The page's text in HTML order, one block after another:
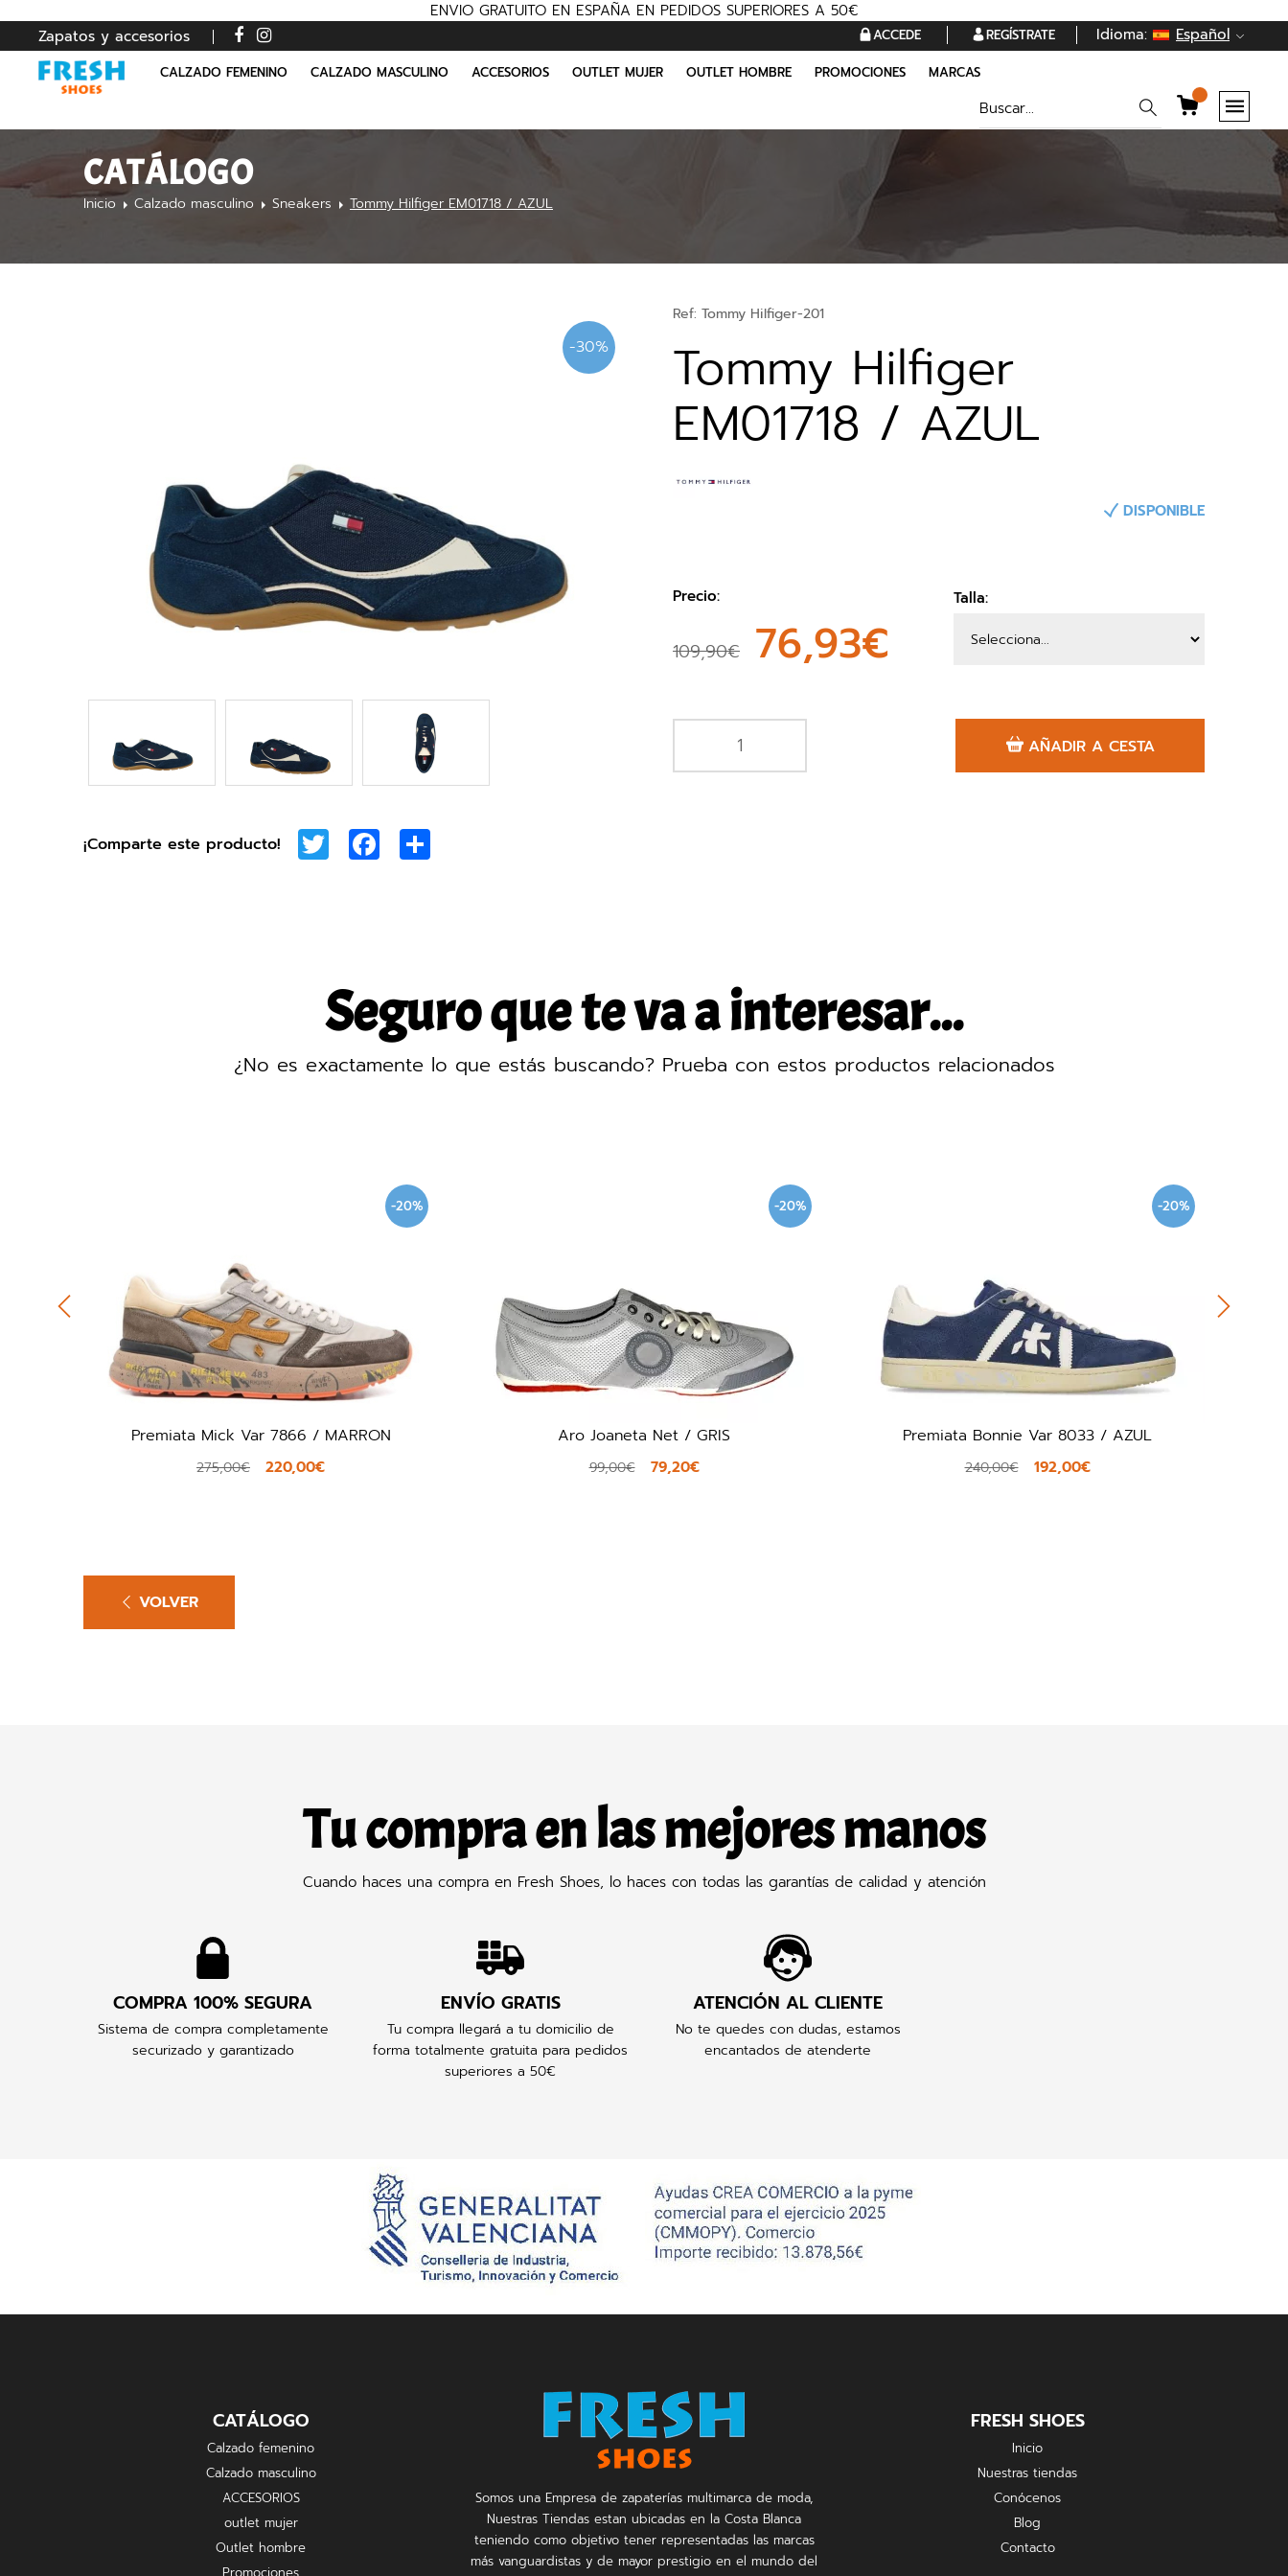
ENVIO GRATUITO EN ESPAÑA EN PEDIDOS SUPERIORES A 50€
Zapatos y accesorios
ACCEDE REGÍSTRATE Idioma: Español
CALZADO FEMENINO CALZADO MASCULINO ACCESORIOS OUTLET MUJER OUTLET HOMBRE PROMOCIONES MARCAS
CATÁLOGO
Inicio Calzado masculino Sneakers Tommy Hilfiger EM01718 / AZUL
-30%
¡Comparte este producto! Twitter Facebook
Ref: Tommy Hilfiger-201
Tommy Hilfiger
EM01718 / AZUL
DISPONIBLE
Precio:
109,90€ 76,93€
Talla:
AÑADIR A CESTA
Seguro que te va a interesar...
¿No es exactamente lo que estás buscando? Prueba con estos productos relacionados
Aro Joaneta Net / GRIS
99,00€ 79,20€
Premiata Bonnie Var 8033 / AZUL
240,00€
Ecco 525204 / MARRON
159,00€ 95,40€
VOLVER
Tu compra en las mejores manos
Cuando haces una compra en Fresh Shoes, lo haces con todas las garantías de calidad y atención
COMPRA 100% SEGURA
Sistema de compra completamente
securizado y garantizado
ENVÍO GRATIS
Tu compra llegará a tu domicilio de
forma totalmente gratuita para pedidos
superiores a 50€
ATENCIÓN AL CLIENTE
No te quedes con dudas, estamos
encantados de atenderte
CATÁLOGO
Calzado femenino
Calzado masculino
ACCESORIOS
outlet mujer
Outlet hombre
Somos una Empresa de zapaterías multimarca de moda,
Nuestras Tiendas estan ubicadas en la Costa Blanca
teniendo como objetivo tener representadas las marcas
más vanguardistas y de mayor prestigio en el mundo del
FRESH SHOES
Inicio
Nuestras tiendas
Conócenos
Blog
Contacto